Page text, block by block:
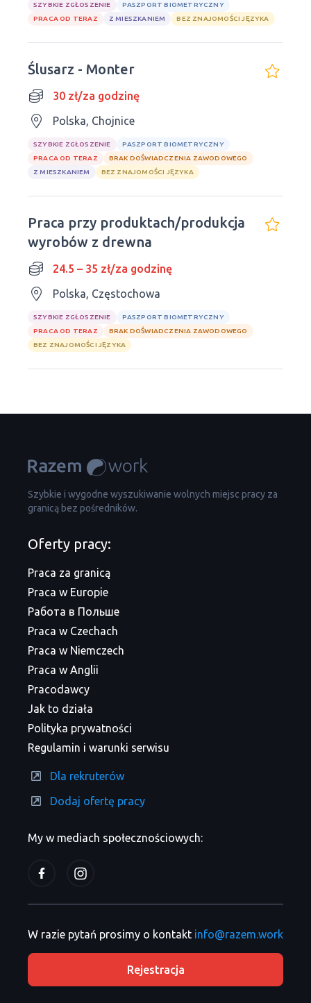
SZYBKIE ZGŁOSZENIE
PASZPORT BIOMETRYCZNY
PRACA OD TERAZ
Z MIESZKANIEM BEZ ZNAJOMOŚCI JĘZYKA
Ślusarz - Monter
30 zł/za godzinę
Polska, Chojnice
SZYBKIE ZGŁOSZENIE
PASZPORT BIOMETRYCZNY
PRACA OD TERAZ
BRAK DOŚWIADCZENIA ZAWODOWEGO
Z MIESZKANIEM
BEZ ZNAJOMOŚCI JĘZYKA
Praca przy produktach/produkcja
wyrobów z drewna
24.5 – 35 zł/za godzinę
Polska, Częstochowa
SZYBKIE ZGŁOSZENIE
PASZPORT BIOMETRYCZNY
PRACA OD TERAZ
BRAK DOŚWIADCZENIA ZAWODOWEGO
BEZ ZNAJOMOŚCI JĘZYKA
Szybkie i wygodne wyszukiwanie wolnych miejsc pracy za
granicą bez pośredników.
My w mediach społecznościowych:
Oferty pracy:
Praca za granicą
Praca w Europie
Работа в Польше
Praca w Czechach
Praca w Niemczech
Praca w Anglii
Pracodawcy
Jak to działa
Polityka prywatności
Regulamin i warunki serwisu
Dla rekruterów
Dodaj ofertę pracy
W razie pytań prosimy o kontakt info@razem.work
Rejestracja